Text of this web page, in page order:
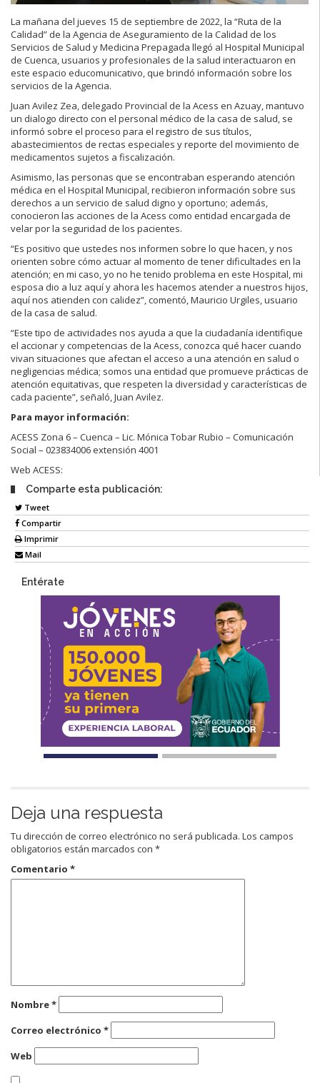
La mañana del jueves 15 de septiembre de 2022, la “Ruta de la
Calidad” de la Agencia de Aseguramiento de la Calidad de los
Servicios de Salud y Medicina Prepagada llegó al Hospital Municipal
de Cuenca, usuarios y profesionales de la salud interactuaron en
este espacio educomunicativo, que brindó información sobre los
servicios de la Agencia.
Juan Avilez Zea, delegado Provincial de la Acess en Azuay, mantuvo
un dialogo directo con el personal médico de la casa de salud, se
informó sobre el proceso para el registro de sus títulos,
abastecimientos de rectas especiales y reporte del movimiento de
medicamentos sujetos a fiscalización.
Asimismo, las personas que se encontraban esperando atención
médica en el Hospital Municipal, recibieron información sobre sus
derechos a un servicio de salud digno y oportuno; además,
conocieron las acciones de la Acess como entidad encargada de
velar por la seguridad de los pacientes.
“Es positivo que ustedes nos informen sobre lo que hacen, y nos
orienten sobre cómo actuar al momento de tener dificultades en la
atención; en mi caso, yo no he tenido problema en este Hospital, mi
esposa dio a luz aquí y ahora les hacemos atender a nuestros hijos,
aquí nos atienden con calidez”, comentó, Mauricio Urgiles, usuario
de la casa de salud.
“Este tipo de actividades nos ayuda a que la ciudadanía identifique
el accionar y competencias de la Acess, conozca qué hacer cuando
vivan situaciones que afectan el acceso a una atención en salud o
negligencias médica; somos una entidad que promueve prácticas de
atención equitativas, que respeten la diversidad y características de
cada paciente”, señaló, Juan Avilez.
Para mayor información:
ACESS Zona 6 – Cuenca – Lic. Mónica Tobar Rubio – Comunicación
Social – 023834006 extensión 4001
Web ACESS:
Comparte esta publicación:
Tweet
Compartir
Imprimir
Mail
Entérate
Deja una respuesta
Tu dirección de correo electrónico no será publicada. Los campos
obligatorios están marcados con *
Comentario *
Nombre*
Correo electrónico *
Web